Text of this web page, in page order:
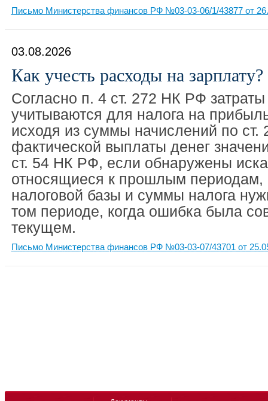
Письмо Министерства финансов РФ №03-03-06/1/43877 от
03.08.2026
Как учесть расходы на зарплату?
Согласно п. 4 ст. 272 НК РФ
учитываются для налога на
исходя из суммы начислений по
фактической выплаты денег
ст. 54 НК РФ, если обнаружены
относящиеся к прошлым периодам,
налоговой базы и суммы налога
том периоде, когда ошибка была
текущем.
Письмо Министерства финансов РФ №03-03-07/43701 от